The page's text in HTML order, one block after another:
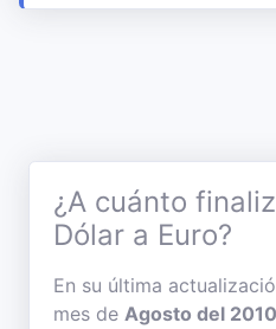
¿A cuánto
Dólar a Euro?
En su última
mes de Agosto del 2010